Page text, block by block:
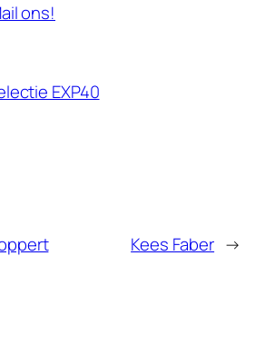
ons!
EXP40
Kees Faber →